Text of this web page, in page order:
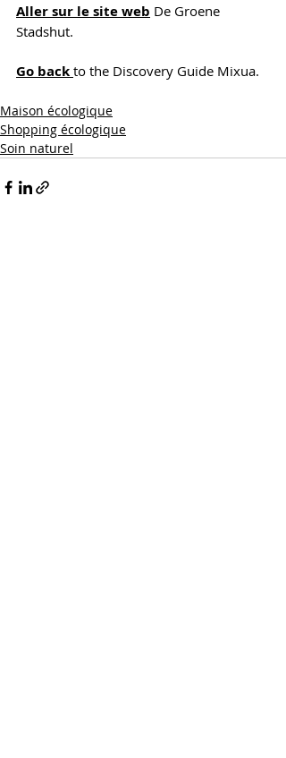
Aller sur le site web De Groene
Stadshut.
Go back to the Discovery Guide Mixua.
Maison écologique
Shopping écologique
Soin naturel